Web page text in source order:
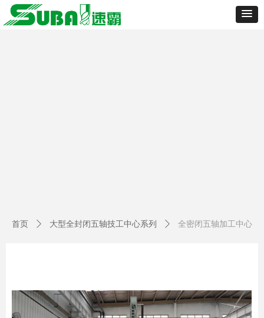
首页 ꄲ 大型全封闭五轴技工中心系列 ꄲ 全密闭五轴加工中心